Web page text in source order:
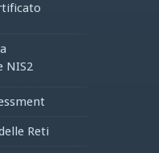
NIS2
Reti